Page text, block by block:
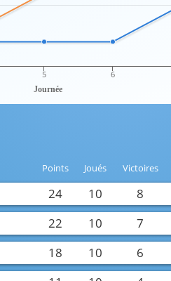
Journée
5 6
Points Joués Victoires
24 10 8
22 10 7
18 10 6